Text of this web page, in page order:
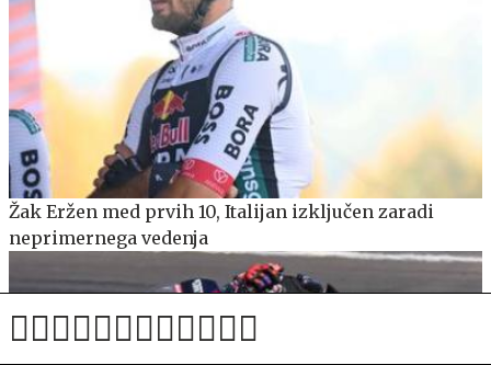
Žak Eržen med prvih 10, Italijan izključen zaradi
neprimernega vedenja